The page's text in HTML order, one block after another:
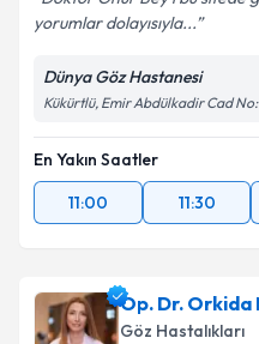
yorumlar dolayısıyla...
Dünya Göz Hastanesi
Kükürtlü, Emir Abdülkadir Cad
En Yakın Saatler
11:00
11:30
Op. Dr. Orkida
Göz Hastalıkları